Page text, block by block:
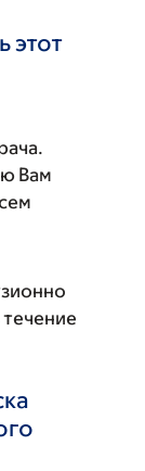
этот
Вам